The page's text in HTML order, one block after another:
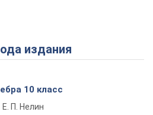
Play Video
издания
10 класс
Е. П. Нелин